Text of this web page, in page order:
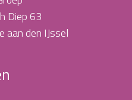
Diep 63
aan den IJssel